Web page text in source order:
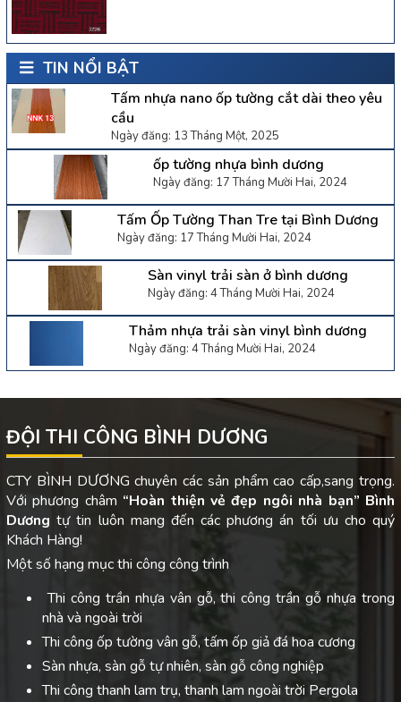
TIN NỔI BẬT
Tấm nhựa nano ốp tường cắt dài theo yêu
cầu
Ngày đăng: 13 Tháng Một, 2025
ốp tường nhựa bình dương
Ngày đăng: 17 Tháng Mười Hai, 2024
Tấm Ốp Tường Than Tre tại Bình Dương
Ngày đăng: 17 Tháng Mười Hai, 2024
Sàn vinyl trải sàn ở bình dương
Ngày đăng: 4 Tháng Mười Hai, 2024
Thảm nhựa trải sàn vinyl bình dương
Ngày đăng: 4 Tháng Mười Hai, 2024
ĐỘI THI CÔNG BÌNH DƯƠNG
CTY BÌNH DƯƠNG chuyên các sản phẩm cao cấp,sang trọng.
Với phương châm “Hoàn thiện vẻ đẹp ngôi nhà bạn” Bình
Dươngtự tin luôn mang đến các phương án tối ưu cho quý
Khách Hàng!
Một số hạng mục thi công công trình
Thi công trần nhựa vân gỗ, thi công trần gỗ nhựa trong
nhà và ngoài trời
Thi công ốp tường vân gỗ, tấm ốp giả đá hoa cương
Sàn nhựa, sàn gỗ tự nhiên, sàn gỗ công nghiệp
Thi công thanh lam trụ, thanh lam ngoài trời Pergola